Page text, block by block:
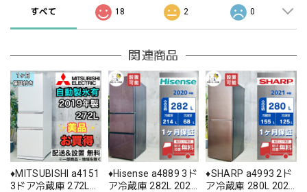
すべて 18 2 0
関連商品
♦️MITSUBISHI a4151
3ドア冷蔵庫 272L
♦️Hisense a4889 3ド
ア冷蔵庫 282L 2020
♦️SHARP a4993 2ド
ア冷蔵庫 280L 2021